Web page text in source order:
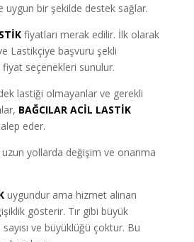
uygun bir şekilde destek sağlar.
fiyatları merak edilir. İlk olarak
Lastikçiye başvuru şekli
seçenekleri sunulur.
lastiği olmayanlar ve gerekli
, BAĞCILAR ACİL LASTİK
eder.
yollarda değişim ve onarıma
uygundur ama hizmet alınan
gösterir. Tır gibi büyük
ve büyüklüğü çoktur. Bu